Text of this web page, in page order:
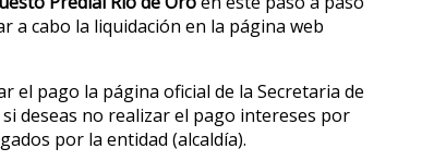
a cabo la liquidación en la página web
el pago la página oficial de la Secretaria de
deseas no realizar el pago intereses por
por la entidad (alcaldía).